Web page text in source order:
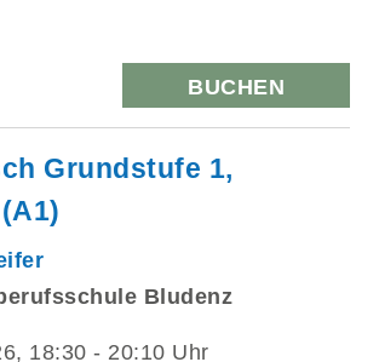
BUCHEN
Grundstufe 1,
Bludenz
18:30 - 20:10 Uhr